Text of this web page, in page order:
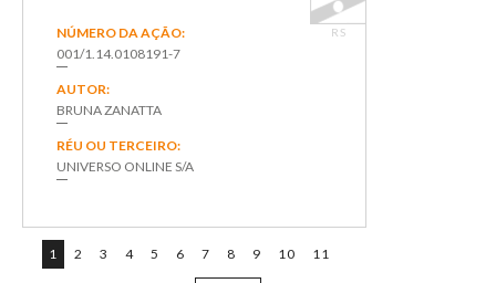
RS
NÚMERO DA AÇÃO:
001/1.14.0108191-7
AUTOR:
BRUNA ZANATTA
RÉU OU TERCEIRO:
UNIVERSO ONLINE S/A
1 2 3 4 5 6 7 8 9 10 11